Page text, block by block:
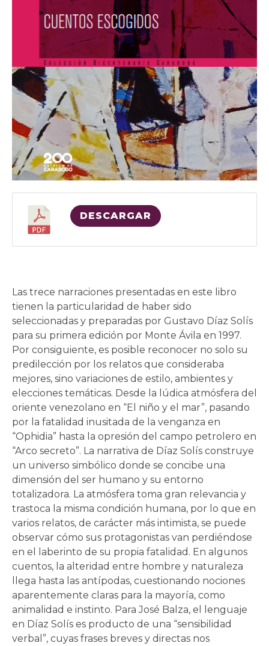
DESCARGAR
Las trece narraciones presentadas en este libro
tienen la particularidad de haber sido
seleccionadas y preparadas por Gustavo Díaz Solís
para su primera edición por Monte Ávila en 1997.
Por consiguiente, es posible reconocer no solo su
predilección por los relatos que consideraba
mejores, sino variaciones de estilo, ambientes y
elecciones temáticas. Desde la lúdica atmósfera del
oriente venezolano en “El niño y el mar”, pasando
por la fatalidad inusitada de la venganza en
“Ophidia” hasta la opresión del campo petrolero en
“Arco secreto”. La narrativa de Díaz Solís construye
un universo simbólico donde se concibe una
dimensión del ser humano y su entorno
totalizadora. La atmósfera toma gran relevancia y
trastoca la misma condición humana, por lo que en
varios relatos, de carácter más intimista, se puede
observar cómo sus protagonistas van perdiéndose
en el laberinto de su propia fatalidad. En algunos
cuentos, la alteridad entre hombre y naturaleza
llega hasta las antípodas, cuestionando nociones
aparentemente claras para la mayoría, como
animalidad e instinto. Para José Balza, el lenguaje
en Díaz Solís es producto de una “sensibilidad
verbal”, cuyas frases breves y directas nos